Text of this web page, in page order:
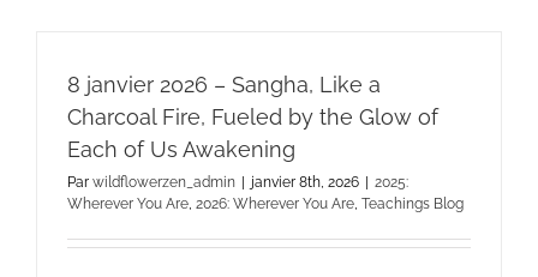
8 janvier 2026 – Sangha, Like a
Charcoal Fire, Fueled by the Glow of
Each of Us Awakening
Par wildflowerzen_admin | janvier 8th, 2026 | 2025:
Wherever You Are 2026: Wherever You Are Teachings Blog